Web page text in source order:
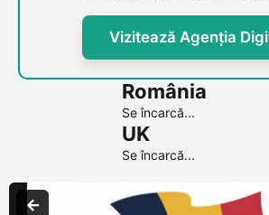
Vizitează Agenția
România
Se încarcă...
UK
Se încarcă...